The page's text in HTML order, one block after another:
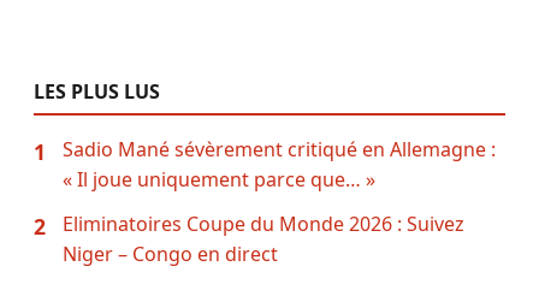
LES PLUS LUS
1
Sadio Mané sévèrement critiqué en Allemagne :
« Il joue uniquement parce que… »
2
Eliminatoires Coupe du Monde 2026 : Suivez
Niger – Congo en direct